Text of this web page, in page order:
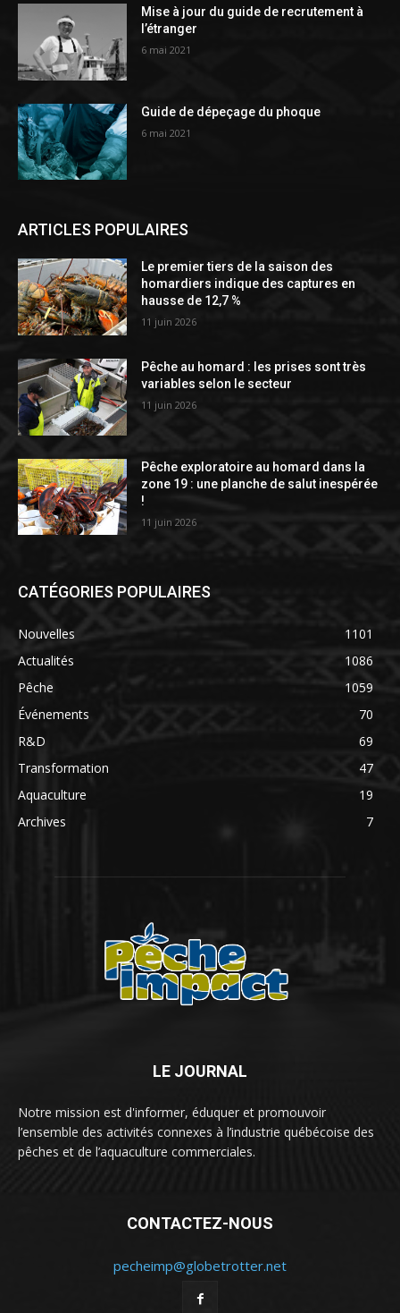
Mise à jour du guide de recrutement à
l’étranger
6 mai 2021
Guide de dépeçage du phoque
6 mai 2021
ARTICLES POPULAIRES
Le premier tiers de la saison des
homardiers indique des captures en
hausse de 12,7 %
11 juin 2026
Pêche au homard : les prises sont très
variables selon le secteur
11 juin 2026
Pêche exploratoire au homard dans la
zone 19 : une planche de salut inespérée
!
11 juin 2026
CATÉGORIES POPULAIRES
Nouvelles
1101
Actualités
1086
Pêche
1059
Événements
70
R&D
69
Transformation
47
Aquaculture
19
Archives
7
LE JOURNAL
Notre mission est d'informer, éduquer et promouvoir
l’ensemble des activités connexes à l’industrie québécoise des
pêches et de l’aquaculture commerciales.
CONTACTEZ-NOUS
pecheimp@globetrotter.net